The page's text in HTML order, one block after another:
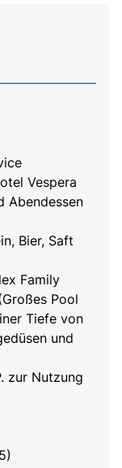
Vespera
Abendessen
Bier, Saft
Family
Pool
Tiefe von
und
zur Nutzung